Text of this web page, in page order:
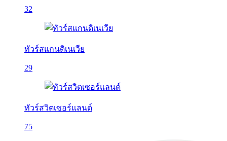
32
ทัวร์สแกนดิเนเวีย
29
ทัวร์สวิตเซอร์แลนด์
75